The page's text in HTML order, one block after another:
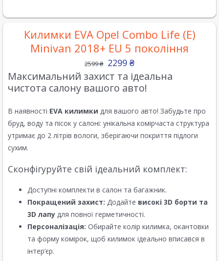
Килимки EVA Opel Combo Life (E)
Minivan 2018+ EU 5 покоління
2599₴ 2299 ₴
Максимальний захист та ідеальна
чистота салону вашого авто!
В наявності EVA килимки для вашого авто! Забудьте про
бруд, воду та пісок у салоні: унікальна комірчаста структура
утримає до 2 літрів вологи, зберігаючи покриття підлоги
сухим.
Сконфігуруйте свій ідеальний комплект:
Доступні комплекти в салон та багажник.
Покращений захист: Додайте високі 3D борти та
3D лапу для повної герметичності.
Персоналізація: Обирайте колір килимка, окантовки
та форму комірок, щоб килимок ідеально вписався в
інтер’єр.